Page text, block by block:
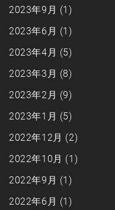
2023年9月 (1)
2023年6月 (1)
2023年4月 (5)
2023年3月 (8)
2023年2月 (9)
2023年1月 (5)
2022年12月 (2)
2022年10月 (1)
2022年9月 (1)
2022年6月 (1)